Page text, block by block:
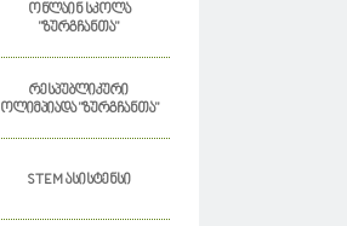
ონლაინ სკოლა
"ზურგჩანთა"
რესპუბლიკური
ოლიმპიადა "ზურგჩანთა"
STEM ასისტენსი